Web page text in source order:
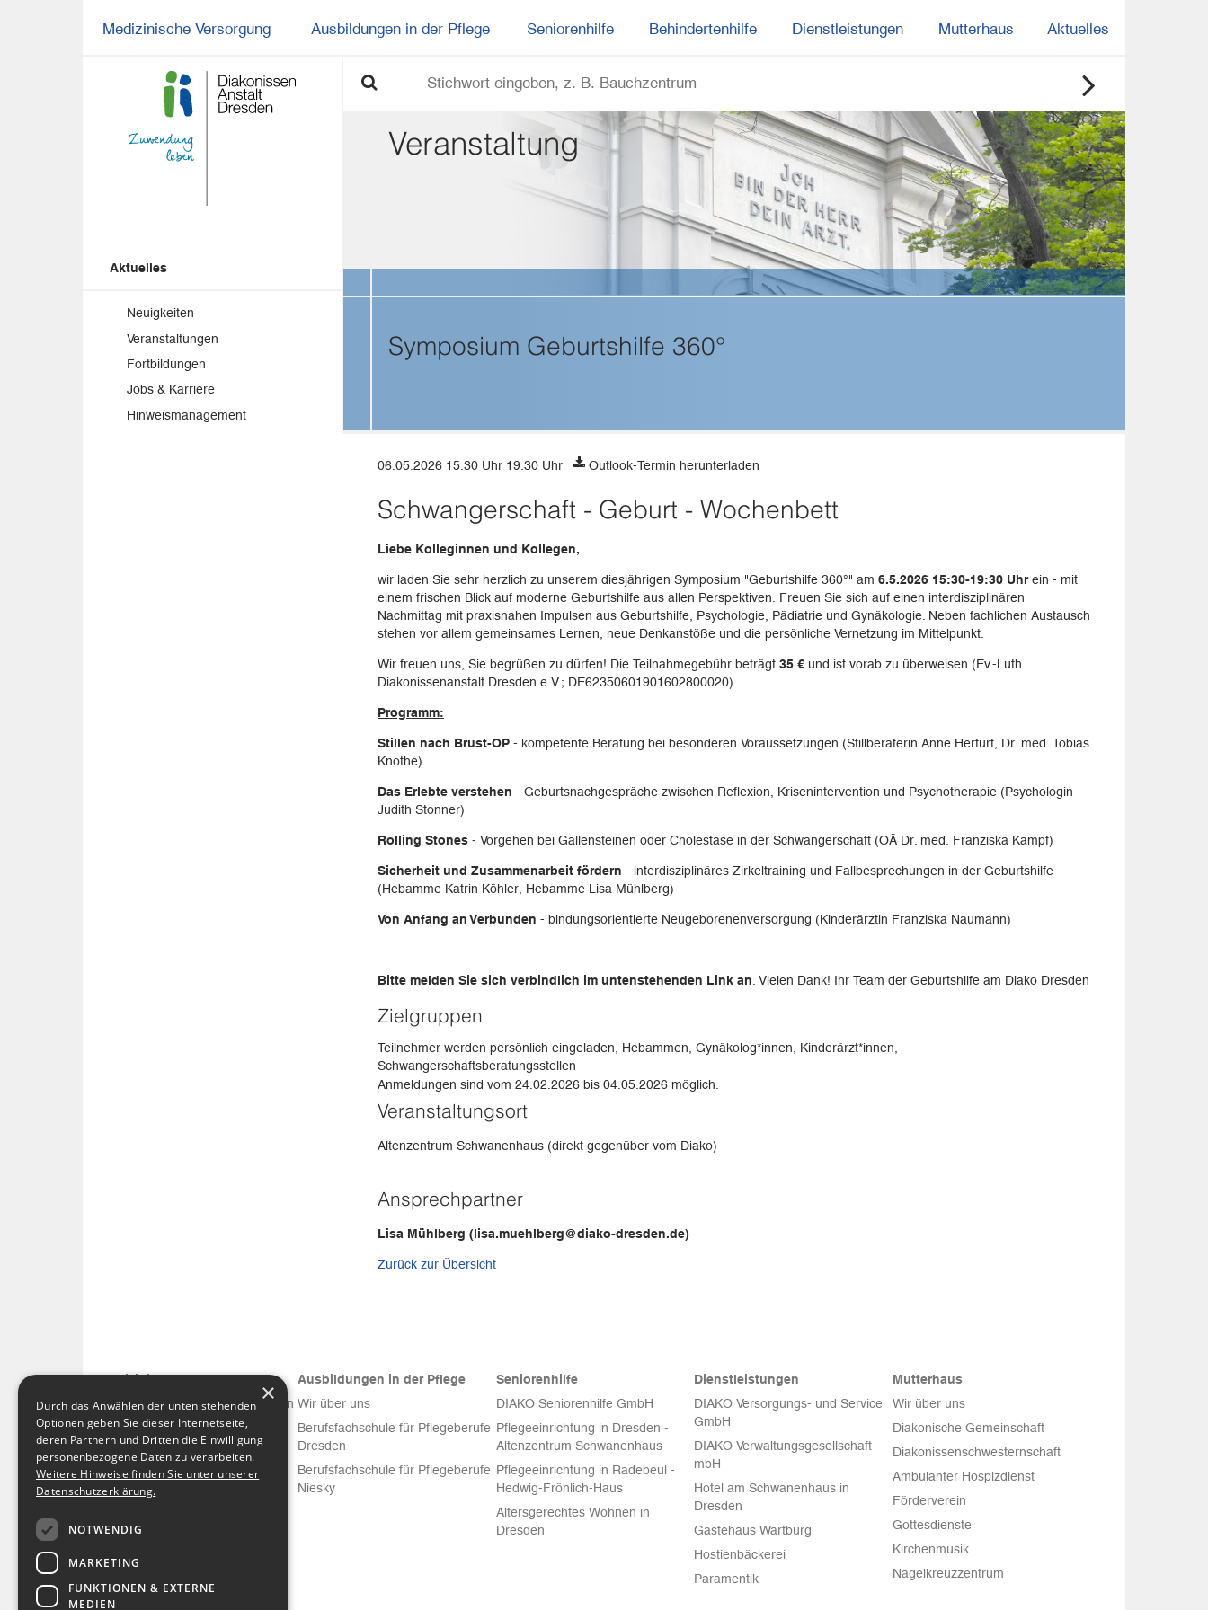
Medizinische Versorgung Ausbildungen in der Pflege Seniorenhilfe Behindertenhilfe Dienstleistungen Mutterhaus Aktuelles
Veranstaltung
Symposium Geburtshilfe 360°
Aktuelles
Neuigkeiten
Veranstaltungen
Fortbildungen
Jobs & Karriere
Hinweismanagement
06.05.2026 15:30 Uhr 19:30 Uhr Outlook-Termin herunterladen
Schwangerschaft - Geburt - Wochenbett
Liebe Kolleginnen und Kollegen,
wir laden Sie sehr herzlich zu unserem diesjährigen Symposium "Geburtshilfe 360°" am 6.5.2026 15:30-19:30 Uhrein - mit
einem frischen Blick auf moderne Geburtshilfe aus allen Perspektiven. Freuen Sie sich auf einen interdisziplinären
Nachmittag mit praxisnahen Impulsen aus Geburtshilfe, Psychologie, Pädiatrie und Gynäkologie. Neben fachlichen Austausch
stehen vor allem gemeinsames Lernen, neue Denkanstöße und die persönliche Vernetzung im Mittelpunkt.
Wir freuen uns, Sie begrüßen zu dürfen! Die Teilnahmegebühr beträgt 35 € und ist vorab zu überweisen (Ev.-Luth.
Diakonissenanstalt Dresden e.V.; DE62350601901602800020)
Programm:
Stillen nach Brust-OP - kompetente Beratung bei besonderen Voraussetzungen (Stillberaterin Anne Herfurt, Dr. med. Tobias
Knothe)
Das Erlebte verstehen - Geburtsnachgespräche zwischen Reflexion, Krisenintervention und Psychotherapie (Psychologin
Judith Stonner)
Rolling Stones - Vorgehen bei Gallensteinen oder Cholestase in der Schwangerschaft (OÄ Dr. med. Franziska Kämpf)
Sicherheit und Zusammenarbeit fördern - interdisziplinäres Zirkeltraining und Fallbesprechungen in der Geburtshilfe
(Hebamme Katrin Köhler, Hebamme Lisa Mühlberg)
Von Anfang an Verbunden - bindungsorientierte Neugeborenenversorgung (Kinderärztin Franziska Naumann)
Bitte melden Sie sich verbindlich im untenstehenden Link an . Vielen Dank! Ihr Team der Geburtshilfe am Diako Dresden
Zielgruppen
Teilnehmer werden persönlich eingeladen, Hebammen, Gynäkolog*innen, Kinderärzt*innen,
Schwangerschaftsberatungsstellen
Anmeldungen sind vom 24.02.2026 bis 04.05.2026 möglich.
Veranstaltungsort
Altenzentrum Schwanenhaus (direkt gegenüber vom Diako)
Ansprechpartner
Lisa Mühlberg (lisa.muehlberg@diako-dresden.de)
Zurück zur Übersicht
Medizinische Versorgung
Diakonissenkrankenhaus Dresden
Krankenhaus Emmaus Niesky
Facharztzentren am DIAKO
DIAKO Schmerztherapie und
Palliativmedizin MVZ
Ausbildungen in der Pflege
Wir über uns
Berufsfachschule für Pflegeberufe
Dresden
Berufsfachschule für Pflegeberufe
Niesky
Seniorenhilfe
DIAKO Seniorenhilfe GmbH
Pflegeeinrichtung in Dresden -
Altenzentrum Schwanenhaus
Pflegeeinrichtung in Radebeul -
Hedwig-Fröhlich-Haus
Altersgerechtes Wohnen in
Dresden
Dienstleistungen
DIAKO Versorgungs- und Service
GmbH
DIAKO Verwaltungsgesellschaft
mbH
Hotel am Schwanenhaus in
Dresden
Gästehaus Wartburg
Hostienbäckerei
Paramentik
Mutterhaus
Wir über uns
Diakonische Gemeinschaft
Diakonissenschwesternschaft
Ambulanter Hospizdienst
Förderverein
Gottesdienste
Kirchenmusik
Nagelkreuzzentrum
×
Durch das Anwählen der unten stehenden
Optionen geben Sie dieser Internetseite,
deren Partnern und Dritten die Einwilligung
personenbezogene Daten zu verarbeiten.
Weitere Hinweise finden Sie unter unserer
Datenschutzerklärung.
NOTWENDIG
MARKETING
FUNKTIONEN & EXTERNE
MEDIEN